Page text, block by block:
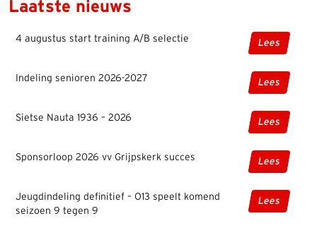
Laatste nieuws
4 augustus start training A/B selectie Lees
Indeling senioren 2026-2027 Lees
Sietse Nauta 1936 – 2026 Lees
Sponsorloop 2026 vv Grijpskerk succes Lees
Jeugdindeling definitief – O13 speelt komend
seizoen 9 tegen 9
Lees